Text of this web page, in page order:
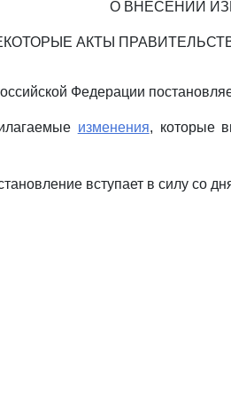
О ВНЕСЕНИИ
АКТЫ
Федерации
изменения, которые
вступает в силу со